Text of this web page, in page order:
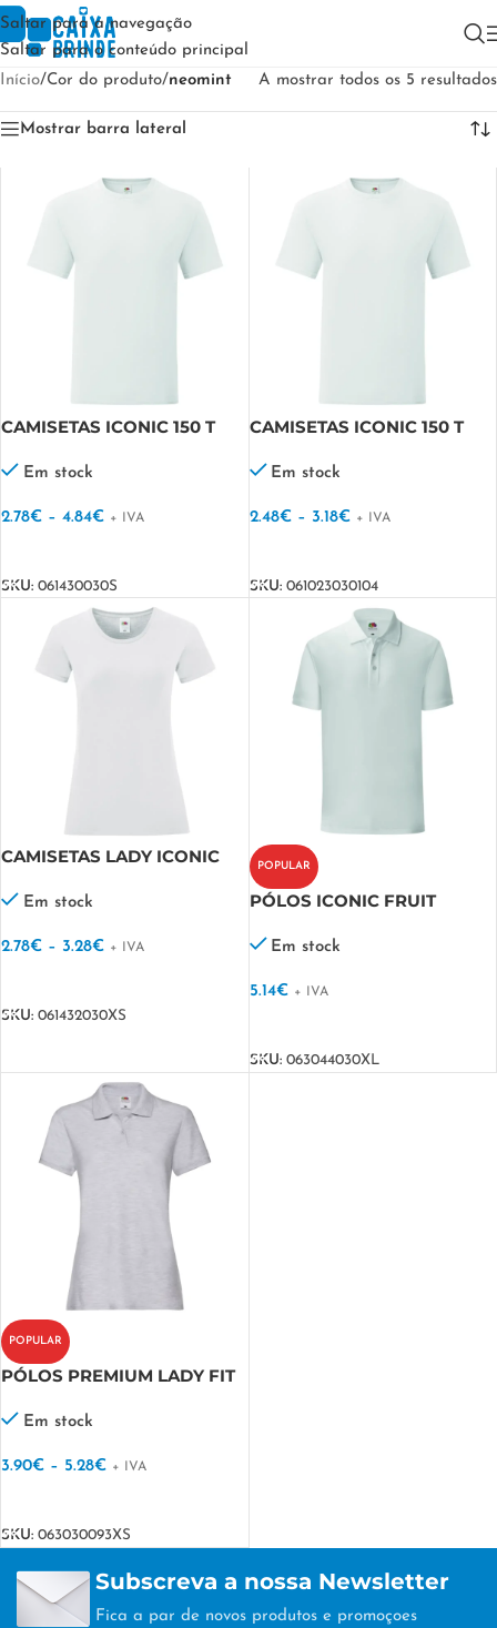
Saltar para a navegação
Saltar para o conteúdo principal
Início/Cor do produto/neomint A mostrar todos os 5 resultados
Mostrar barra lateral
CAMISETAS ICONIC 150 T
Em stock
2.78€ – 4.84€ + IVA
SKU: 061430030S
CAMISETAS ICONIC 150 T
Em stock
2.48€ – 3.18€ + IVA
SKU: 061023030104
CAMISETAS LADY ICONIC
Em stock
2.78€ – 3.28€ + IVA
SKU: 061432030XS
POPULAR
PÓLOS ICONIC FRUIT
Em stock
5.14€ + IVA
SKU: 063044030XL
POPULAR
PÓLOS PREMIUM LADY FIT
Em stock
3.90€ – 5.28€ + IVA
SKU: 063030093XS
Subscreva a nossa Newsletter
Fica a par de novos produtos e promoçoes